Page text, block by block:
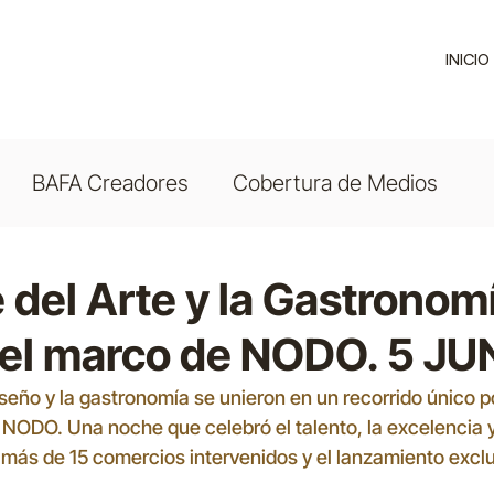
INICIO
BAFA Creadores Cobertura de Medios
del Arte y la
marco de NODO. 5
y la gastronomía se unieron en un recorrido único
Una noche que celebró el talento, la excelencia
de 15 comercios intervenidos y el lanzamiento